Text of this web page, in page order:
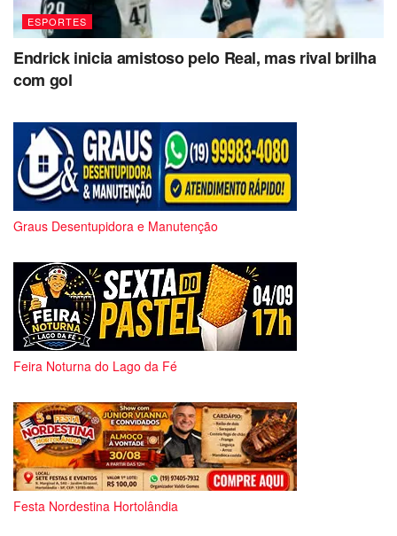
ESPORTES
Endrick inicia amistoso pelo Real, mas rival brilha
com gol
Graus Desentupidora e Manutenção
Feira Noturna do Lago da Fé
Festa Nordestina Hortolândia